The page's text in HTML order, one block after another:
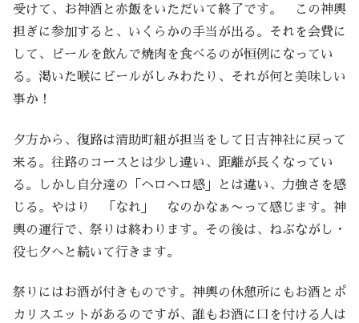
受けて、お神酒と赤飯をいただいて終了です。 この神輿
担ぎに参加すると、いくらかの手当が出る。それを会費に
して、ビールを飲んで焼肉を食べるのが恒例になってい
る。渇いた喉にビールがしみわたり、それが何と美味しい
事か！
夕方から、復路は清助町組が担当をして日吉神社に戻って
来る。往路のコースとは少し違い、距離が長くなってい
る。しかし自分達の「ヘロヘロ感」とは違い、力強さを感
じる。やはり 「なれ」 なのかなぁ〜って感じます。神
輿の運行で、祭りは終わります。その後は、ねぶながし・
役七夕へと続いて行きます。
祭りにはお酒が付きものです。神輿の休憩所にもお酒とポ
カリスエットがあるのですが、誰もお酒に口を付ける人は